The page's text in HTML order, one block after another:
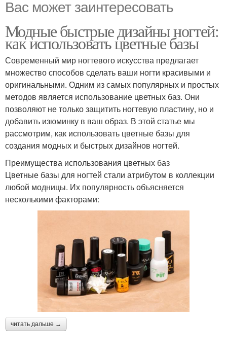
Вас может заинтересовать
Модные быстрые дизайны ногтей:
как использовать цветные базы
Современный мир ногтевого искусства предлагает
множество способов сделать ваши ногти красивыми и
оригинальными. Одним из самых популярных и простых
методов является использование цветных баз. Они
позволяют не только защитить ногтевую пластину, но и
добавить изюминку в ваш образ. В этой статье мы
рассмотрим, как использовать цветные базы для
создания модных и быстрых дизайнов ногтей.
Преимущества использования цветных баз
Цветные базы для ногтей стали атрибутом в коллекции
любой модницы. Их популярность объясняется
несколькими факторами:
читать дальше →